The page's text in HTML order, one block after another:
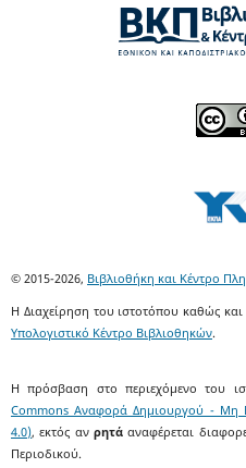
© 2015-2026, Βιβλιοθήκη και Κέντρο
Η Διαχείρηση του ιστοτόπου καθώς
Υπολογιστικό Κέντρο Βιβλιοθηκών.
Η πρόσβαση στο περιεχόμενο του
Commons Αναφορά Δημιουργού - Μη
4.0), εκτός αν ρητά αναφέρεται
Περιοδικού.